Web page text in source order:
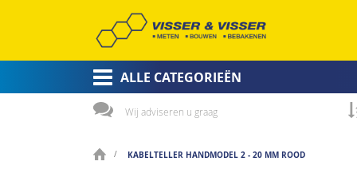
ALLE CATEGORIEËN
Wij adviseren u graag
KABELTELLER HANDMODEL 2 - 20 MM ROOD